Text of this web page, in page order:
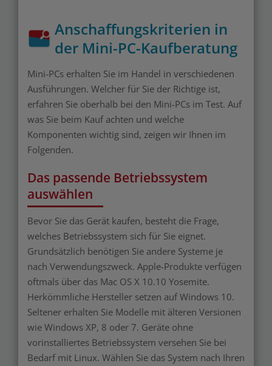
Anschaffungskriterien in
der Mini-PC-Kaufberatung
Mini-PCs erhalten Sie im Handel in verschiedenen
Ausführungen. Welcher für Sie der Richtige ist,
erfahren Sie oberhalb bei den Mini-PCs im Test. Auf
was Sie beim Kauf achten und welche
Komponenten wichtig sind, zeigen wir Ihnen im
Folgenden.
Das passende Betriebssystem
auswählen
Bevor Sie das Gerät kaufen, besteht die Frage,
welches Betriebssystem sich für Sie eignet.
Grundsätzlich benötigen Sie andere Systeme je
nach Verwendungszweck. Apple-Produkte verfügen
oftmals über das Mac OS X 10.10 Yosemite.
Herkömmliche Hersteller setzen auf Windows 10.
Seltener erhalten Sie Modelle mit älteren Versionen
wie Windows XP, 8 oder 7. Geräte ohne
vorinstalliertes Betriebssystem versehen Sie bei
Bedarf mit Linux. Wählen Sie das System nach Ihren